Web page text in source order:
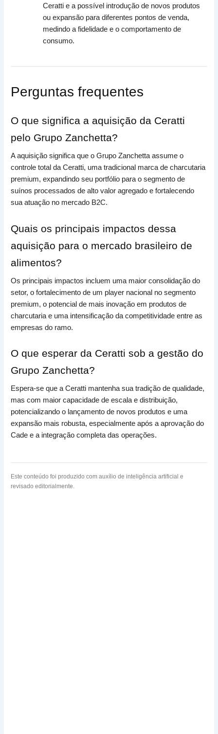
Ceratti e a possível introdução de novos produtos
ou expansão para diferentes pontos de venda,
medindo a fidelidade e o comportamento de
consumo.
Perguntas frequentes
O que significa a aquisição da Ceratti
pelo Grupo Zanchetta?
A aquisição significa que o Grupo Zanchetta assume o
controle total da Ceratti, uma tradicional marca de charcutaria
premium, expandindo seu portfólio para o segmento de
suínos processados de alto valor agregado e fortalecendo
sua atuação no mercado B2C.
Quais os principais impactos dessa
aquisição para o mercado brasileiro de
alimentos?
Os principais impactos incluem uma maior consolidação do
setor, o fortalecimento de um player nacional no segmento
premium, o potencial de mais inovação em produtos de
charcutaria e uma intensificação da competitividade entre as
empresas do ramo.
O que esperar da Ceratti sob a gestão do
Grupo Zanchetta?
Espera-se que a Ceratti mantenha sua tradição de qualidade,
mas com maior capacidade de escala e distribuição,
potencializando o lançamento de novos produtos e uma
expansão mais robusta, especialmente após a aprovação do
Cade e a integração completa das operações.
Este conteúdo foi produzido com auxílio de inteligência artificial e
revisado editorialmente.